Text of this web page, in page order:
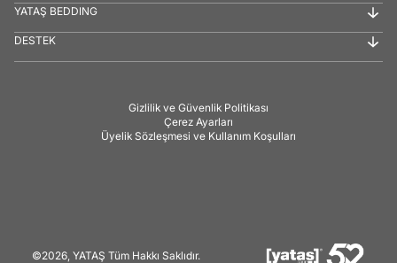
YATAŞ BEDDING
DESTEK
Gizlilik ve Güvenlik Politikası
Çerez Ayarları
Üyelik Sözleşmesi ve Kullanım Koşulları
©2026, YATAŞ Tüm Hakkı Saklıdır.